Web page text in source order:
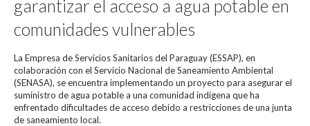
garantizar el acceso a agua potable en
comunidades vulnerables
La Empresa de Servicios Sanitarios del Paraguay (ESSAP), en
colaboración con el Servicio Nacional de Saneamiento Ambiental
(SENASA), se encuentra implementando un proyecto para asegurar el
suministro de agua potable a una comunidad indígena que ha
enfrentado dificultades de acceso debido a restricciones de una junta
de saneamiento local.